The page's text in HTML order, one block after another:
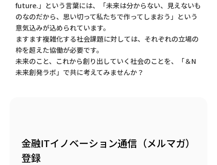
future.」という言葉には、「未来は分からない、見えないも
のなのだから、思い切って私たちで作ってしまおう」という
意気込みが込められています。
ますます複雑化する社会課題に対しては、それぞれの立場の
枠を超えた協働が必要です。
未来のこと、これから創り出していく社会のことを、「＆N
未来創発ラボ」で共に考えてみませんか？
金融ITイノベーション通信（メルマガ）
登録